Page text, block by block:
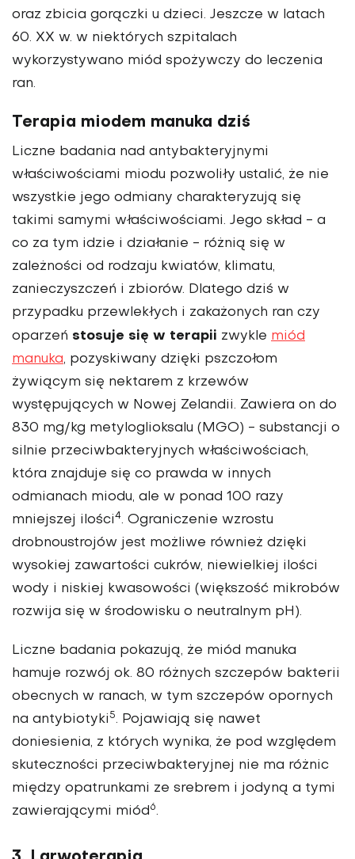
oraz zbicia gorączki u dzieci. Jeszcze w latach
60. XX w. w niektórych szpitalach
wykorzystywano miód spożywczy do leczenia
ran.
Terapia miodem manuka dziś
Liczne badania nad antybakteryjnymi
właściwościami miodu pozwoliły ustalić, że nie
wszystkie jego odmiany charakteryzują się
takimi samymi właściwościami. Jego skład - a
co za tym idzie i działanie - różnią się w
zależności od rodzaju kwiatów, klimatu,
zanieczyszczeń i zbiorów. Dlatego dziś w
przypadku przewlekłych i zakażonych ran czy
oparzeń stosuje się w terapii zwykle miód
manuka, pozyskiwany dzięki pszczołom
żywiącym się nektarem z krzewów
występujących w Nowej Zelandii. Zawiera on do
830 mg/kg metyloglioksalu (MGO) - substancji o
silnie przeciwbakteryjnych właściwościach,
która znajduje się co prawda w innych
odmianach miodu, ale w ponad 100 razy
mniejszej ilości4. Ograniczenie wzrostu
drobnoustrojów jest możliwe również dzięki
wysokiej zawartości cukrów, niewielkiej ilości
wody i niskiej kwasowości (większość mikrobów
rozwija się w środowisku o neutralnym pH).
Liczne badania pokazują, że miód manuka
hamuje rozwój ok. 80 różnych szczepów bakterii
obecnych w ranach, w tym szczepów opornych
na antybiotyki5. Pojawiają się nawet
doniesienia, z których wynika, że pod względem
skuteczności przeciwbakteryjnej nie ma różnic
między opatrunkami ze srebrem i jodyną a tymi
zawierającymi miód6.